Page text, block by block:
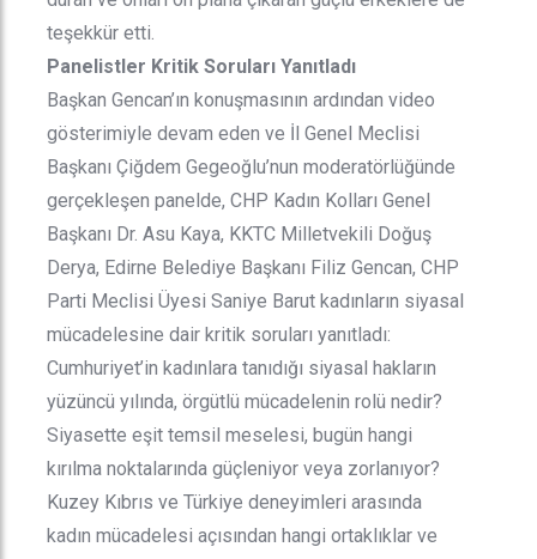
teşekkür etti.
Panelistler Kritik Soruları Yanıtladı
Başkan Gencan’ın konuşmasının ardından video
gösterimiyle devam eden ve İl Genel Meclisi
Başkanı Çiğdem Gegeoğlu’nun moderatörlüğünde
gerçekleşen panelde, CHP Kadın Kolları Genel
Başkanı Dr. Asu Kaya, KKTC Milletvekili Doğuş
Derya, Edirne Belediye Başkanı Filiz Gencan, CHP
Parti Meclisi Üyesi Saniye Barut kadınların siyasal
mücadelesine dair kritik soruları yanıtladı:
Cumhuriyet’in kadınlara tanıdığı siyasal hakların
yüzüncü yılında, örgütlü mücadelenin rolü nedir?
Siyasette eşit temsil meselesi, bugün hangi
kırılma noktalarında güçleniyor veya zorlanıyor?
Kuzey Kıbrıs ve Türkiye deneyimleri arasında
kadın mücadelesi açısından hangi ortaklıklar ve